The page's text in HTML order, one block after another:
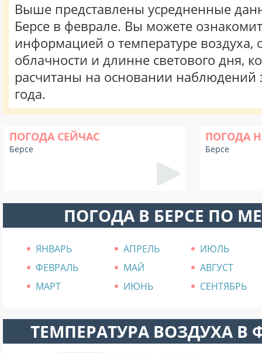
Выше представлены усредненные
Берсе в феврале. Вы можете
информацией о температуре воздуха,
облачности и длинне светового дня,
расчитаны на основании наблюдений
года.
ПОГОДА СЕЙЧАС
Берсе
ПОГОДА
Берсе
ПОГОДА В БЕРСЕ ПО
ЯНВАРЬ АПРЕЛЬ
ИЮЛЬ
ФЕВРАЛЬ
МАЙ
АВГУСТ
МАРТ
ИЮНЬ СЕНТЯБРЬ
ТЕМПЕРАТУРА ВОЗДУХА В